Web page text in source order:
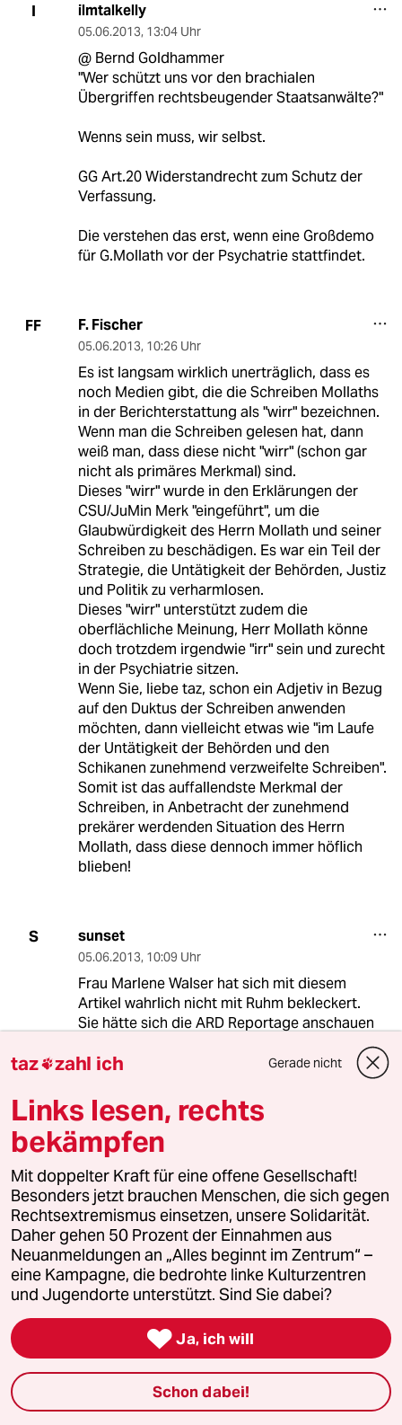
I ilmtalkelly
05.06.2013, 13:04 Uhr
@ Bernd Goldhammer
"Wer schützt uns vor den brachialen
Übergriffen rechtsbeugender Staatsanwälte?"
Wenns sein muss, wir selbst.
GG Art.20 Widerstandrecht zum Schutz der
Verfassung.
Die verstehen das erst, wenn eine Großdemo
für G.Mollath vor der Psychatrie stattfindet.
FF F. Fischer
05.06.2013, 10:26 Uhr
Es ist langsam wirklich unerträglich, dass es
noch Medien gibt, die die Schreiben Mollaths
in der Berichterstattung als "wirr" bezeichnen.
Wenn man die Schreiben gelesen hat, dann
weiß man, dass diese nicht "wirr" (schon gar
nicht als primäres Merkmal) sind.
Dieses "wirr" wurde in den Erklärungen der
CSU/JuMin Merk "eingeführt", um die
Glaubwürdigkeit des Herrn Mollath und seiner
Schreiben zu beschädigen. Es war ein Teil der
Strategie, die Untätigkeit der Behörden, Justiz
und Politik zu verharmlosen.
Dieses "wirr" unterstützt zudem die
oberflächliche Meinung, Herr Mollath könne
doch trotzdem irgendwie "irr" sein und zurecht
in der Psychiatrie sitzen.
Wenn Sie, liebe taz, schon ein Adjetiv in Bezug
auf den Duktus der Schreiben anwenden
möchten, dann vielleicht etwas wie "im Laufe
der Untätigkeit der Behörden und den
Schikanen zunehmend verzweifelte Schreiben".
Somit ist das auffallendste Merkmal der
Schreiben, in Anbetracht der zunehmend
prekärer werdenden Situation des Herrn
Mollath, dass diese dennoch immer höflich
blieben!
S sunset
05.06.2013, 10:09 Uhr
Frau Marlene Walser hat sich mit diesem
Artikel wahrlich nicht mit Ruhm bekleckert.
Sie hätte sich die ARD Reportage anschauen
Hier ist von einem Richter Otto Brixner die
der über einem Sportverein mit dem Liebhaber
der Ex-Frau Mollaths befreundet war.
Schon allein wegen dieser Tatsache hätte
der Richter sich schon als befangen im
Verfahren
gegen Mollath freistellen müssen!!!
Und er hätte selbst ganz deutlich diese
Beziehung
öffentlich zur Sprache bringen müssen.
Der Gedanke liegt letzlich nahe, dass
die Exfrau von Mollath als
Steuerflüchtlingsgehilfin
erhebliches Wissen über einflussreiche
Personen hat,
taz zahl ich Gerade nicht
Links lesen, rechts
bekämpfen
Mit doppelter Kraft für eine offene Gesellschaft!
Besonders jetzt brauchen Menschen, die sich gegen
Rechtsextremismus einsetzen, unsere Solidarität.
Daher gehen 50 Prozent der Einnahmen aus
Neuanmeldungen an „Alles beginnt im Zentrum“ –
eine Kampagne, die bedrohte linke Kulturzentren
und Jugendorte unterstützt. Sind Sie dabei?
 Ja, ich will
Schon dabei!